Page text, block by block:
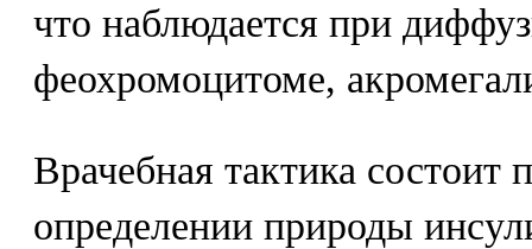
что наблюдается при
феохромоцитоме,
Врачебная тактика состоит
определении природы